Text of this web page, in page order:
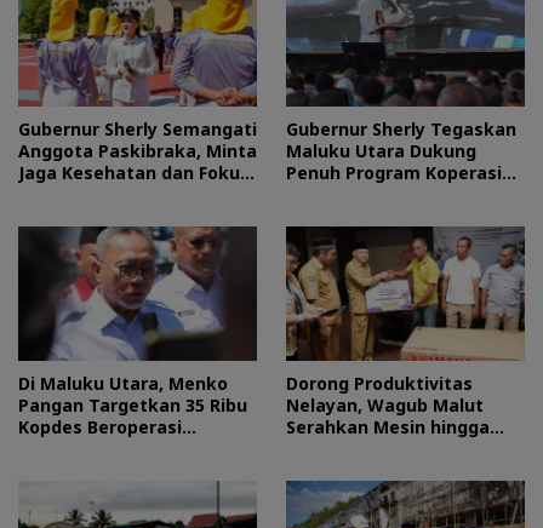
Gubernur Sherly Semangati
Anggota Paskibraka, Minta
Jaga Kesehatan dan Fokus
Gubernur Sherly Tegaskan
Maluku Utara Dukung
Penuh Program Koperasi
Di Maluku Utara, Menko
Pangan Targetkan 35 Ribu
Kopdes Beroperasi
Dorong Produktivitas
Nelayan, Wagub Malut
Serahkan Mesin hingga